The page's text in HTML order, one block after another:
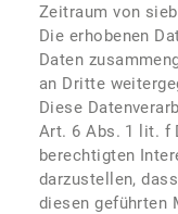
Zeitraum von
Die erhobenen
Daten
an Dritte
Diese
Art. 6 Abs. 1 lit. f
berechtigten
darzustellen,
diesen geführten